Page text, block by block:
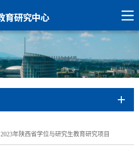
2023年陕西省学位与研究生教育研究项目